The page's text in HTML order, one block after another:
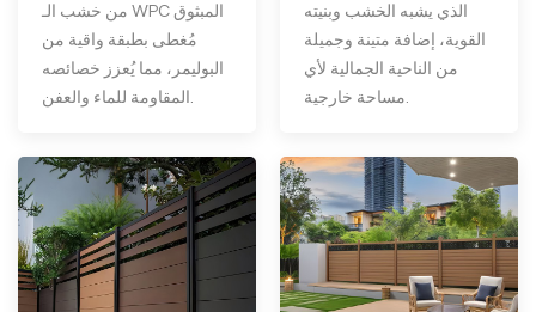
من خشب الـ WPC المبثوق
مُغطى بطبقة واقية من
البوليمر، مما يُعزز خصائصه
الذي يشبه الخشب وبنيته
القوية، إضافة متينة وجميلة
من الناحية الجمالية لأي